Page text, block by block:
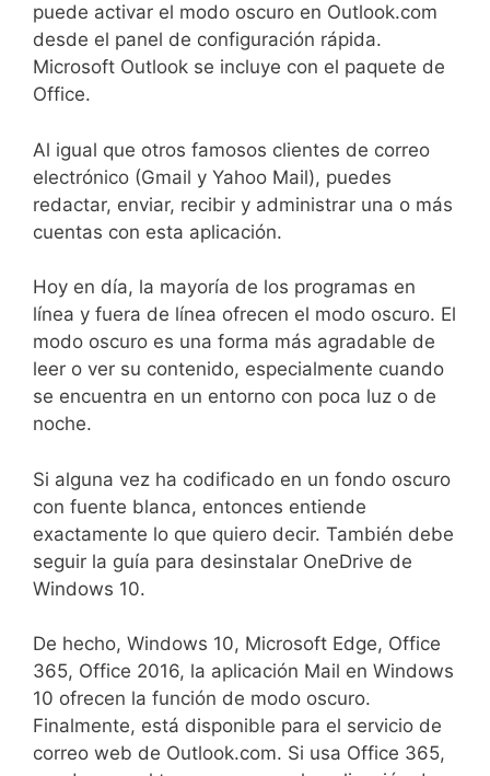
puede activar el modo oscuro en Outlook.com
desde el panel de configuración rápida.
Microsoft Outlook se incluye con el paquete de
Office.
Al igual que otros famosos clientes de correo
electrónico (Gmail y Yahoo Mail), puedes
redactar, enviar, recibir y administrar una o más
cuentas con esta aplicación.
Hoy en día, la mayoría de los programas en
línea y fuera de línea ofrecen el modo oscuro. El
modo oscuro es una forma más agradable de
leer o ver su contenido, especialmente cuando
se encuentra en un entorno con poca luz o de
noche.
Si alguna vez ha codificado en un fondo oscuro
con fuente blanca, entonces entiende
exactamente lo que quiero decir. También debe
seguir la guía para desinstalar OneDrive de
Windows 10.
De hecho, Windows 10, Microsoft Edge, Office
365, Office 2016, la aplicación Mail en Windows
10 ofrecen la función de modo oscuro.
Finalmente, está disponible para el servicio de
correo web de Outlook.com. Si usa Office 365,